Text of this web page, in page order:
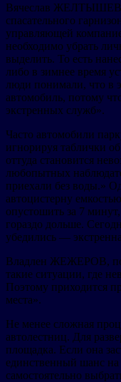
Вячеслав ЖЕЛТЫШЕВ,
спасательного
управляющей
необходимо убрать
выделить. То есть
либо в зимнее время
люди понимали, что в
автомобиль, потому
экстренных служб».
Часто автомобили
игнорируя таблички
оттуда становится
любопытных
приехали без воды.»
автоцистерну
опустошить за 7
гораздо дольше.
убедились —
Владлен ЖЕЖЕРОВ,
такие ситуации, где
Поэтому приходится
места».
Не менее сложная
автолестниц. Для
площадка. Если она
единственный шанс на
самостоятельно